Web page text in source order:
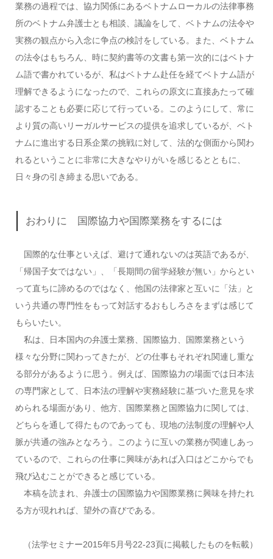
業務の過程では、協力関係にあるベトナムローカルの法律事務
所のベトナム弁護士とも相談、議論をして、ベトナムの法令や
実務の観点から入念に争点の検討をしている。また、ベトナム
の法令はもちろん、時に契約書等の文書も第一次的にはベトナ
ム語で書かれているが、私はベトナム赴任を経てベトナム語が
理解できるようになったので、これらの原文に直接あたって確
認することも必要に応じて行っている。このようにして、常に
より質の高いリーガルサービスの提供を追求しているが、ベト
ナムに進出する日系企業の挑戦に対して、法的な側面から関わ
れるということに非常に大きなやりがいを感じるとともに、
日々身の引き締まる思いである。
おわりに 国際協力や国際業務をするには
国際的な仕事といえば、避けて通れないのは英語であるが、
「帰国子女ではない」、「長期間の留学経験が無い」からとい
って直ちに諦めるのではなく、他国の法律家と互いに「法」と
いう共通の専門性をもって対話するおもしろさをまずは感じて
もらいたい。
私は、日本国内の弁護士業務、国際協力、国際業務という
様々な分野に関わってきたが、どの仕事もそれぞれ関連し重な
る部分があるように思う。例えば、国際協力の場面では日本法
の専門家として、日本法の理解や実務経験に基づいた意見を求
められる場面があり、他方、国際業務と国際協力に関しては、
どちらを通して得たものであっても、現地の法制度の理解や人
脈が共通の強みとなろう。このように互いの業務が関連しあっ
ているので、これらの仕事に興味があれば入口はどこからでも
飛び込むことができると感じている。
本稿を読まれ、弁護士の国際協力や国際業務に興味を持たれ
る方が現れれば、望外の喜びである。
（法学セミナー2015年5月号22-23頁に掲載したものを転載）